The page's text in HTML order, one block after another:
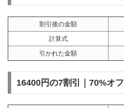
割引後の金額
計算式
引かれた金額
16400円の7割引｜70%オフ